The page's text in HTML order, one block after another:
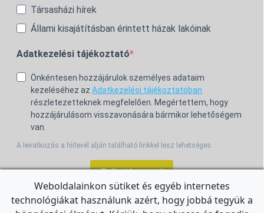
Társasházi hírek
Állami kisajátításban érintett házak lakóinak
Adatkezelési tájékoztató
Önkéntesen hozzájárulok személyes adataim
kezeléséhez az Adatkezelési tájékoztatóban
részletezetteknek megfelelően. Megértettem, hogy
hozzájárulásom visszavonására bármikor lehetőségem
van.
A leiratkozás a hírlevél alján található linkkel lesz lehetséges.
Feliratkozom!
Weboldalainkon sütiket és egyéb internetes
technológiákat használunk azért, hogy jobbá tegyük a